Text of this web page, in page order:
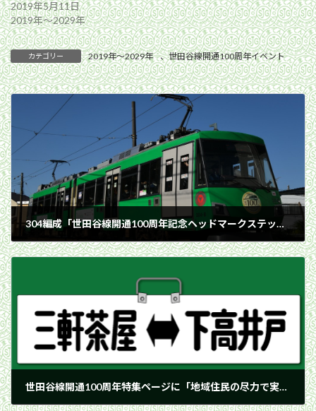
2019年5月11日
2019年〜2029年
カテゴリー 2019年〜2029年 、世田谷線開通100周年イベント
304編成「世田谷線開通100周年記念ヘッドマークステッカー／東京グリーンビズ」／2025年11月17日 松陰神社前〜若林間
2025年11月17日
世田谷線開通100周年特集ページに「地域住民の尽力で実現できた世田谷線」を追加しました。